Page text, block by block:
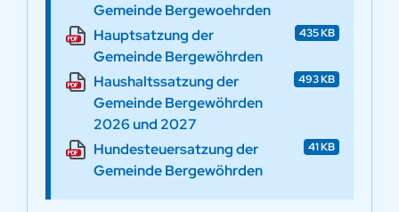
Gemeinde Bergewoehrden
Hauptsatzung der
Gemeinde Bergewöhrden
435 KB
Haushaltssatzung der
Gemeinde Bergewöhrden
2026 und 2027
493 KB
Hundesteuersatzung der
Gemeinde Bergewöhrden
41 KB